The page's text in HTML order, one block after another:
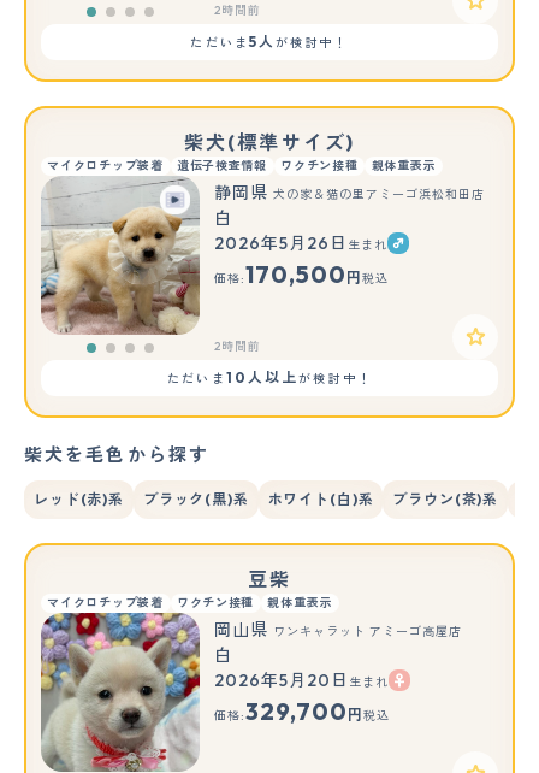
2時間前
ただいま 5人が検討中！
柴犬(標準サイズ)
マイクロチップ装着 遺伝子検査情報 ワクチン接種 親体重表示
静岡県 犬の家＆猫の里アミーゴ浜松和田店
白
2026年5月26日 生まれ
価格:170,500 円 税込
2時間前
ただいま 10人以上が検討中！
柴犬を毛色から探す
レッド(赤)系 ブラック(黒)系 ホワイト(白)系 ブラウン(茶)系
豆柴
マイクロチップ装着 ワクチン接種 親体重表示
岡山県 ワンキャラット アミーゴ高屋店
白
2026年5月20日 生まれ
価格:329,700 円 税込